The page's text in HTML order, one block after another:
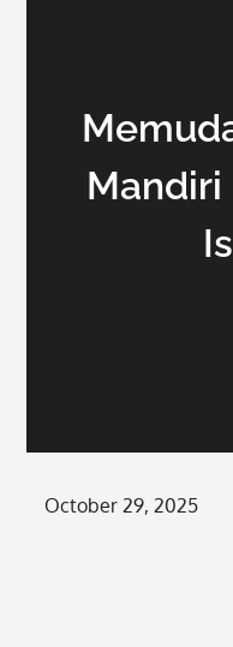
Mandiri
Posted
October 29, 2025